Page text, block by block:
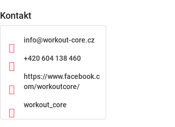
Kontakt
info@workout-core.cz
+420 604 138 460
https://www.facebook.c
om/workoutcore/
workout_core